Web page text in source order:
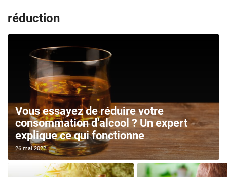
réduction
Vous essayez de réduire votre
consommation d’alcool ? Un expert
explique ce qui fonctionne
26 mai 2022